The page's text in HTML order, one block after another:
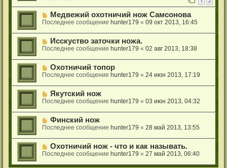
Медвежий охотничий нож Самсонова
Последнее сообщение hunter179 «09 окт 2013, 16:45
Исскуство заточки ножа.
Последнее сообщение hunter179 «02 авг 2013, 18:38
Охотничий топор
Последнее сообщение hunter179 «24 июн 2013, 17:19
Якутский нож
Последнее сообщение hunter179 «03 июн 2013, 04:32
Финский нож
Последнее сообщение hunter179 «28 май 2013, 13:55
Охотничий нож - что и как называть.
Последнее сообщение hunter179 «27 май 2013, 06:40